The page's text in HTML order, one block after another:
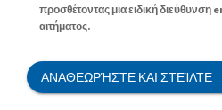
προσθέτοντας μια ειδική διεύθυνση
αιτήματος.
ΑΝΑΘΕΩΡΉΣΤΕ ΚΑΙ ΣΤΕΊΛΤΕ